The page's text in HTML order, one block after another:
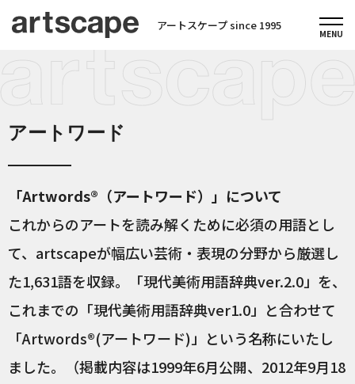
アートスケープ since 1995
アートワード
「Artwords®（アートワード）」について
これからのアートを読み解くために必須の用語とし
て、artscapeが幅広い芸術・表現の分野から厳選し
た1,631語を収録。「現代美術用語辞典ver.2.0」を、
これまでの「現代美術用語辞典ver1.0」と合わせて
「Artwords®(アートワード)」という名称にいたし
ました。（掲載内容は1999年6月公開、2012年9月18